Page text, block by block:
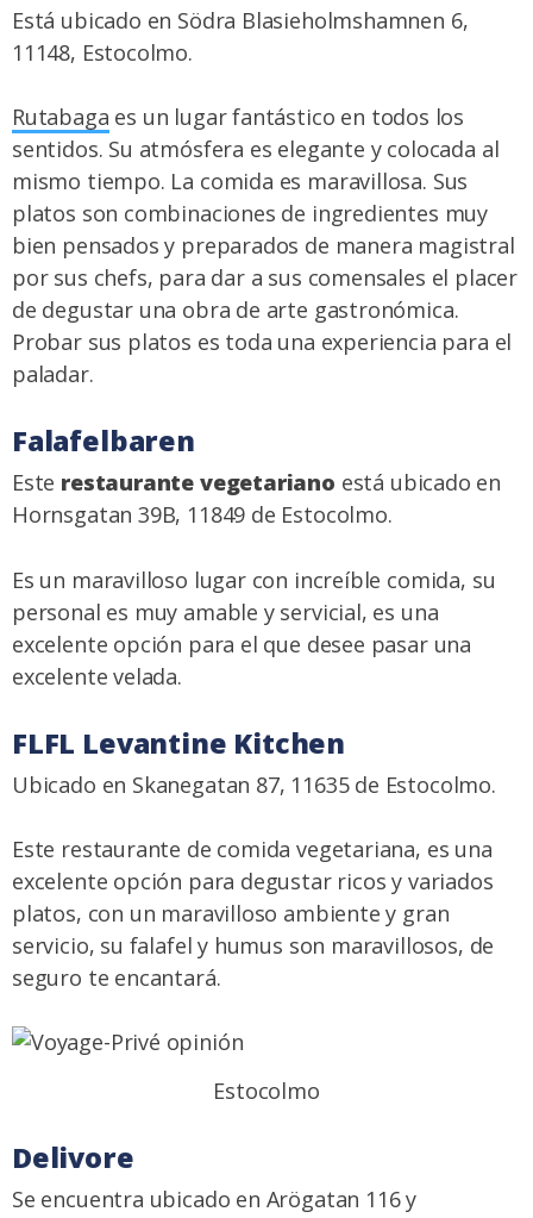
Está ubicado en Södra Blasieholmshamnen 6,
11148, Estocolmo.
Rutabaga es un lugar fantástico en todos los
sentidos. Su atmósfera es elegante y colocada al
mismo tiempo. La comida es maravillosa. Sus
platos son combinaciones de ingredientes muy
bien pensados y preparados de manera magistral
por sus chefs, para dar a sus comensales el placer
de degustar una obra de arte gastronómica.
Probar sus platos es toda una experiencia para el
paladar.
Falafelbaren
Este restaurante vegetariano está ubicado en
Hornsgatan 39B, 11849 de Estocolmo.
Es un maravilloso lugar con increíble comida, su
personal es muy amable y servicial, es una
excelente opción para el que desee pasar una
excelente velada.
FLFL Levantine Kitchen
Ubicado en Skanegatan 87, 11635 de Estocolmo.
Este restaurante de comida vegetariana, es una
excelente opción para degustar ricos y variados
platos, con un maravilloso ambiente y gran
servicio, su falafel y humus son maravillosos, de
seguro te encantará.
Estocolmo
Delivore
Se encuentra ubicado en Arögatan 116 y